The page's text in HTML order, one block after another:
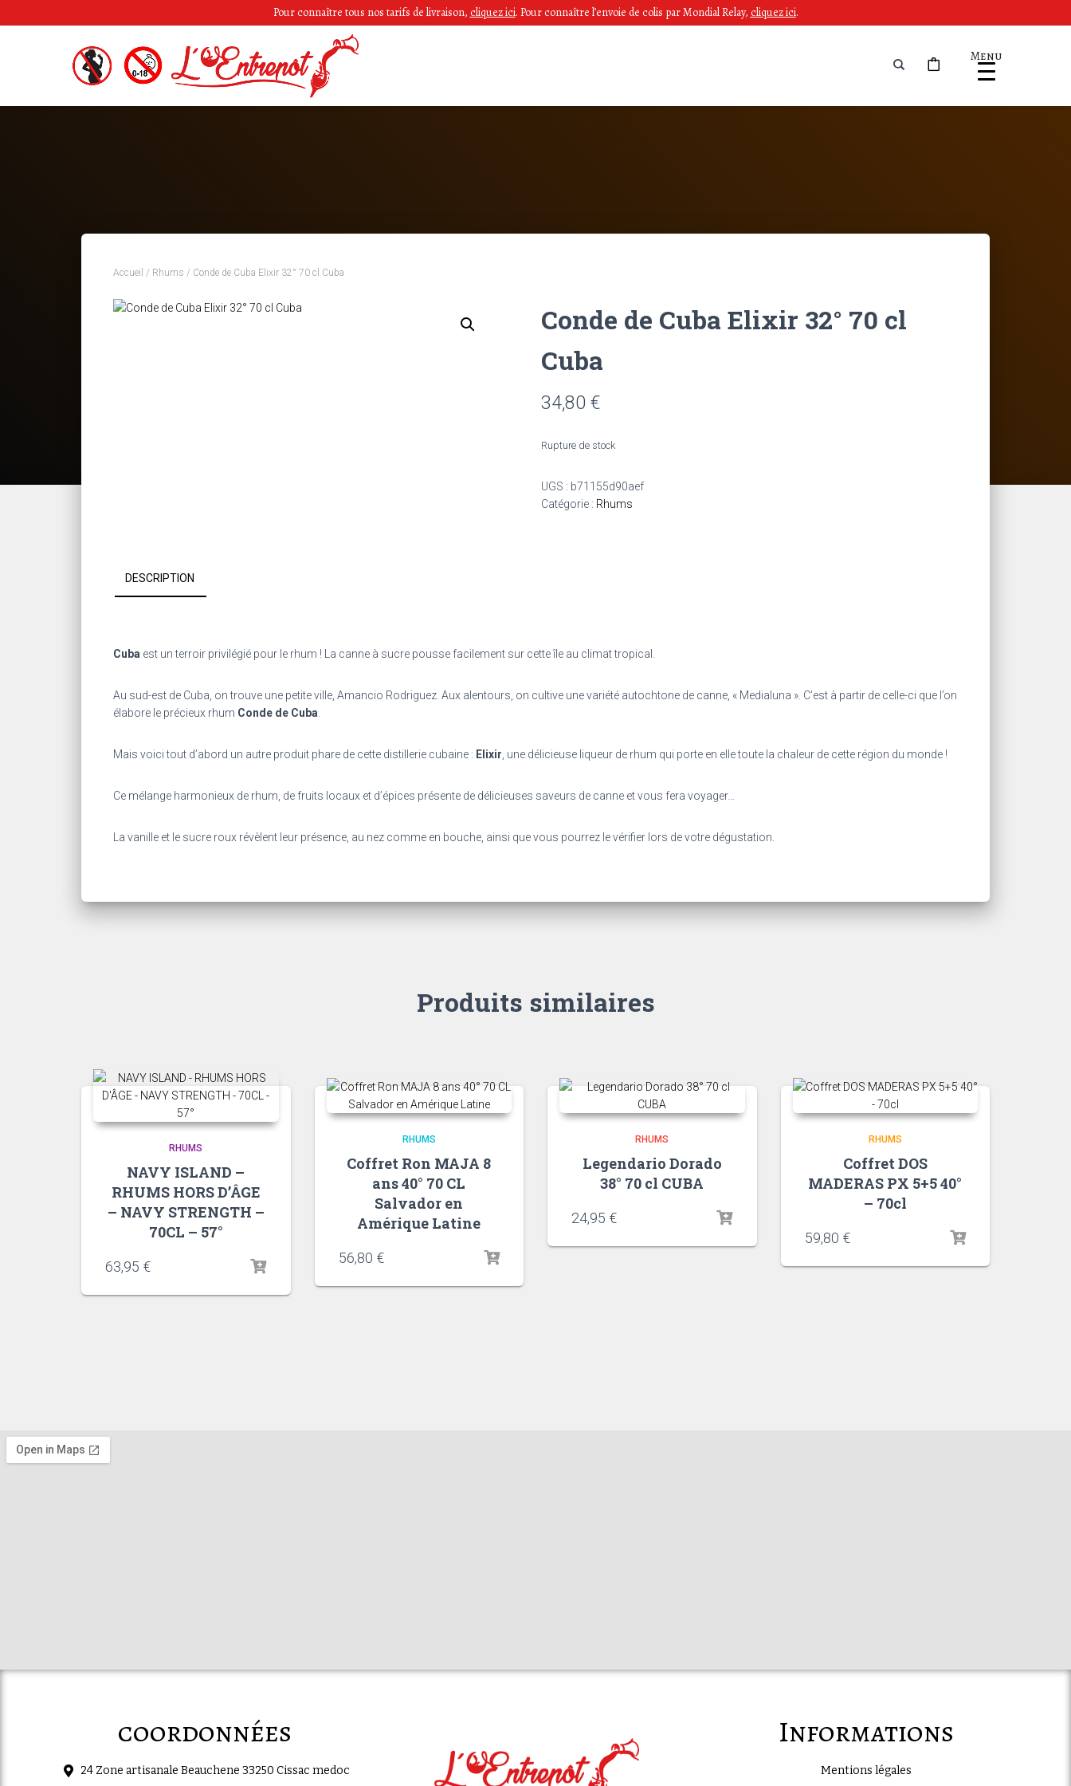
Pour connaître tous nos tarifs de livraison, cliquez ici. Pour connaître l’envoie de colis par Mondial Relay, cliquez ici.
Menu
Accueil / Rhums / Conde de Cuba Elixir 32° 70 cl Cuba
Conde de Cuba Elixir 32° 70 cl
Cuba
34,80 €
Rupture de stock
UGS : b71155d90aef
Catégorie : Rhums
DESCRIPTION
Cuba est un terroir privilégié pour le rhum ! La canne à sucre pousse facilement sur cette île au climat tropical.
Au sud-est de Cuba, on trouve une petite ville, Amancio Rodriguez. Aux alentours, on cultive une variété autochtone de canne, « Medialuna ». C’est à partir de celle-ci que l’on
élabore le précieux rhum Conde de Cuba
Mais voici tout d’abord un autre produit phare de cette distillerie cubaine : Elixir , une délicieuse liqueur de rhum qui porte en elle toute la chaleur de cette région du monde !
Ce mélange harmonieux de rhum, de fruits locaux et d’épices présente de délicieuses saveurs de canne et vous fera voyager…
La vanille et le sucre roux révèlent leur présence, au nez comme en bouche, ainsi que vous pourrez le vérifier lors de votre dégustation.
Produits similaires
RHUMS
NAVY ISLAND –
RHUMS HORS D’ÂGE
– NAVY STRENGTH –
70CL – 57°
63,95 €
RHUMS
Coffret Ron MAJA 8
ans 40° 70 CL
Salvador en
Amérique Latine
56,80 €
RHUMS
Legendario Dorado
38° 70 cl CUBA
24,95 €
RHUMS
Coffret DOS
MADERAS PX 5+5 40°
– 70cl
59,80 €
coordonnées
24 Zone artisanale Beauchene 33250 Cissac medoc
Informations
Mentions légales